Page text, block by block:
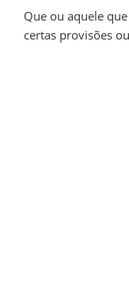
Que ou aquele
certas provisões